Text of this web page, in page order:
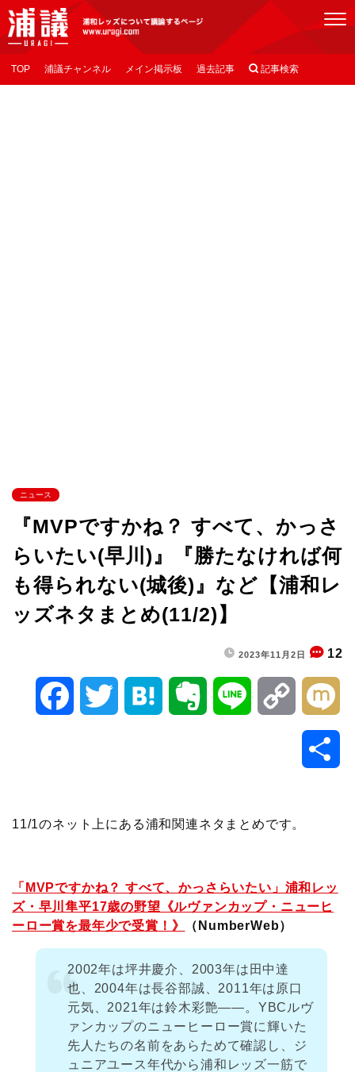
[浦議]浦和レッズについて議論するページ
TOP 浦議チャンネル メイン掲示板 過去記事  記事検索
ニュース
『MVPですかね？ すべて、かっさ
らいたい(早川)』『勝たなければ何
も得られない(城後)』など【浦和レ
ッズネタまとめ(11/2)】
2023年11月2日 12
o
o
k
e
r
a o
t
e
o
i
11/1のネット上にある浦和関連ネタまとめです。
「MVPですかね？ すべて、かっさらいたい」浦和レッ
ズ・早川隼平17歳の野望《ルヴァンカップ・ニューヒ
ーロー賞を最年少で受賞！》
（NumberWeb）
2002年は坪井慶介、2003年は田中達
也、2004年は長谷部誠、2011年は原口
元気、2021年は鈴木彩艶――。YBCルヴ
ァンカップのニューヒーロー賞に輝いた
先人たちの名前をあらためて確認し、ジ
ュニアユース年代から浦和レッズ一筋で